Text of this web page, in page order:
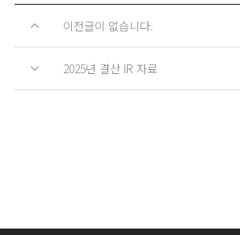
이전글이 없습니다.
2025년 결산 IR 자료